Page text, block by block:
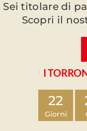
Sei titolare di
Scopri il
I
22
Giorni